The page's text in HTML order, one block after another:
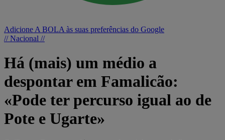
Adicione A BOLA às suas preferências do Google
// Nacional //
Há (mais) um médio a
despontar em Famalicão:
«Pode ter percurso igual ao de
Pote e Ugarte»